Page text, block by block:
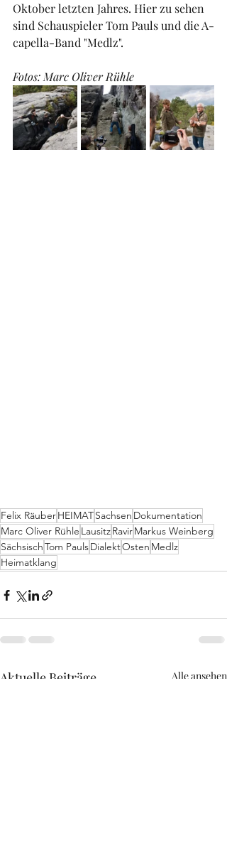
Oktober letzten Jahres. Hier zu sehen
sind Schauspieler Tom Pauls und die A-
capella-Band "Medlz".
Fotos: Marc Oliver Rühle
Felix RäuberHEIMATSachsen Dokumentation
Marc Oliver Rühle LausitzRavirMarkus Weinberg
SächsischTom PaulsDialektOsten Medlz
Heimatklang
Aktuelle Beiträge Alle ansehen